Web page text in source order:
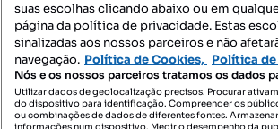
Contacte-nos
SIGA-NOS:
suas escolhas clicando abaixo ou em
página da política de privacidade. Estas
sinalizadas aos nossos parceiros e não
navegação. Política de Cookies, Política
Nós e os nossos parceiros tratamos os dados
Utilizar dados de geolocalização precisos. Procurar
do dispositivo para identificação. Compreender os
ou combinações de dados de diferentes fontes.